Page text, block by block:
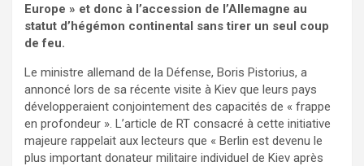
Europe » et donc à l’accession de l’Allemagne au
statut d’hégémon continental sans tirer un seul coup
de feu.
Le ministre allemand de la Défense, Boris Pistorius, a
annoncé lors de sa récente visite à Kiev que leurs pays
développeraient conjointement des capacités de « frappe
en profondeur ». L’article de RT consacré à cette initiative
majeure rappelait aux lecteurs que « Berlin est devenu le
plus important donateur militaire individuel de Kiev après